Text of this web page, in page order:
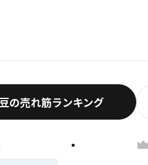
されます。
けて計算します
の売れ筋ランキング